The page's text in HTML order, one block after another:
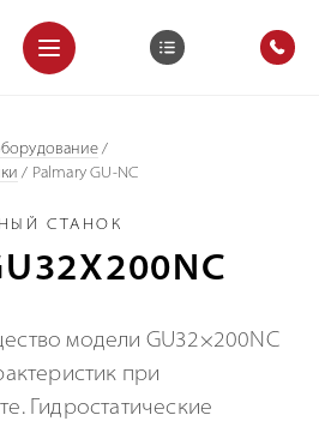
/
/ Palmary GU-NC
СТАНОК
модели GU32×200NC
при
Гидростатические